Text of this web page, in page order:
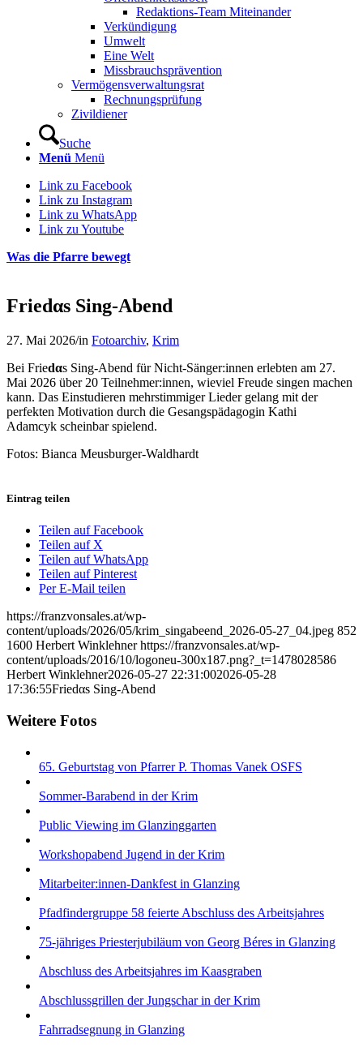
Redaktions-Team Miteinander
Verkündigung
Umwelt
Eine Welt
Missbrauchsprävention
Vermögensverwaltungsrat
Rechnungsprüfung
Zivildiener
Suche
Menü Menü
Link zu Facebook
Link zu Instagram
Link zu WhatsApp
Link zu Youtube
Was die Pfarre bewegt
Friedαs Sing-Abend
27. Mai 2026/in Fotoarchiv, Krim
Bei Friedαs Sing-Abend für Nicht-Sänger:innen erlebten am 27.
Mai 2026 über 20 Teilnehmer:innen, wieviel Freude singen machen
kann. Das Einstudieren mehrstimmiger Lieder gelang mit der
perfekten Motivation durch die Gesangspädagogin Kathi
Adamcyk scheinbar spielend.
Fotos: Bianca Meusburger-Waldhardt
Eintrag teilen
Teilen auf Facebook
Teilen auf X
Teilen auf WhatsApp
Teilen auf Pinterest
Per E-Mail teilen
https://franzvonsales.at/wp-
content/uploads/2026/05/krim_singabeend_2026-05-27_04.jpeg 852
1600 Herbert Winklehner https://franzvonsales.at/wp-
content/uploads/2016/10/logoneu-300x187.png?_t=1478028586
Herbert Winklehner2026-05-27 22:31:002026-05-28
17:36:55Friedαs Sing-Abend
Weitere Fotos
65. Geburtstag von Pfarrer P. Thomas Vanek OSFS
Sommer-Barabend in der Krim
Public Viewing im Glanzinggarten
Workshopabend Jugend in der Krim
Mitarbeiter:innen-Dankfest in Glanzing
Pfadfindergruppe 58 feierte Abschluss des Arbeitsjahres
75-jähriges Priesterjubiläum von Georg Béres in Glanzing
Abschluss des Arbeitsjahres im Kaasgraben
Abschlussgrillen der Jungschar in der Krim
Fahrradsegnung in Glanzing